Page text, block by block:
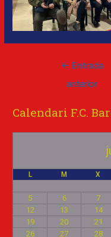
← Entrada
anterior
Calendari F.C.
L M X
5
6 7
12
13 14
19
20 21
26
27 28